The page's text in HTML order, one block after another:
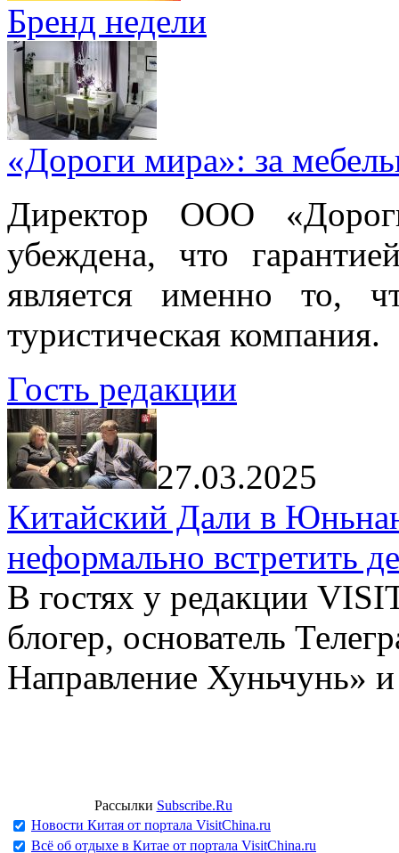
Бренд недели
«Дороги мира»: за
Директор ООО
убеждена, что
является именно то,
туристическая компания.
Гость редакции
27.03.2025
Китайский Дали в
неформально встретить
В гостях у редакции
блогер, основатель
Направление Хуньчунь»
Рассылки Subscribe.Ru
Новости Китая от портала VisitChina.ru
Всё об отдыхе в Китае от портала VisitChina.ru